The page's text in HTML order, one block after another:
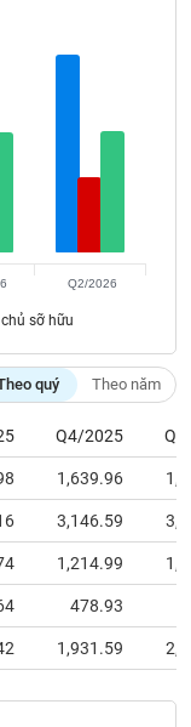
sỡ hữu
Q2/2026
quý Theo năm
Q4/2025
1,639.96
3,146.59
1,214.99
478.93
1,931.59